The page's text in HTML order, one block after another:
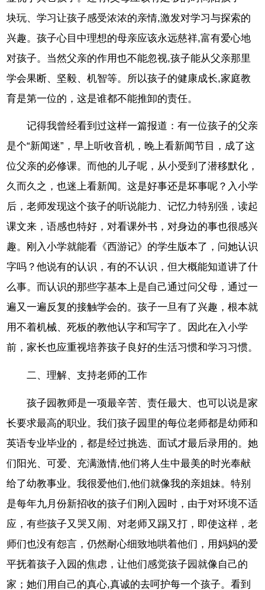
块玩、学习让孩子感受浓浓的亲情,激发对学习与探索的
兴趣。孩子心目中理想的母亲应该永远慈祥,富有爱心地
对孩子。当然父亲的作用也不能忽视,孩子能从父亲那里
学会果断、坚毅、机智等。所以孩子的健康成长,家庭教
育是第一位的，这是谁都不能推卸的责任。
记得我曾经看到过这样一篇报道：有一位孩子的父亲
是个“新闻迷”，早上听收音机，晚上看新闻节目，成了这
位父亲的必修课。而他的儿子呢，从小受到了潜移默化，
久而久之，也迷上看新闻。这是好事还是坏事呢？入小学
后，老师发现这个孩子的听说能力、记忆力特别强，读起
课文来，语感也特好，对看课外书，对身边的事也很感兴
趣。刚入小学就能看《西游记》的学生版本了，问她认识
字吗？他说有的认识，有的不认识，但大概能知道讲了什
么事。而认识的那些字基本上是自己通过问父母，通过一
遍又一遍反复的接触学会的。孩子一旦有了兴趣，根本就
用不着机械、死板的教他认字和写字了。因此在入小学
前，家长也应重视培养孩子良好的生活习惯和学习习惯。
二、理解、支持老师的工作
孩子园教师是一项最辛苦、责任最大、也可以说是家
长要求最高的职业。我们孩子园里的每位老师都是幼师和
英语专业毕业的，都是经过挑选、面试才最后录用的。她
们阳光、可爱、充满激情,他们将人生中最美的时光奉献
给了幼教事业。我很爱他们,他们就像我的亲姐妹。特别
是每年九月份新招收的孩子们刚入园时，由于对环境不适
应，有些孩子又哭又闹、对老师又踢又打，即使这样，老
师们也没有怨言，仍然耐心细致地哄着他们，用妈妈的爱
平抚着孩子入园的焦虑，让他们感觉孩子园就像自己的
家；她们用自己的真心,真诚的去呵护每一个孩子。看到